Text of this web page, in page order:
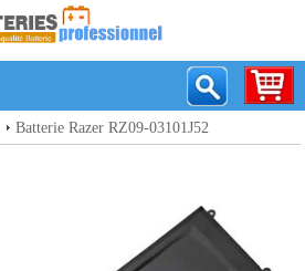
Batterie Razer RZ09-03101J52